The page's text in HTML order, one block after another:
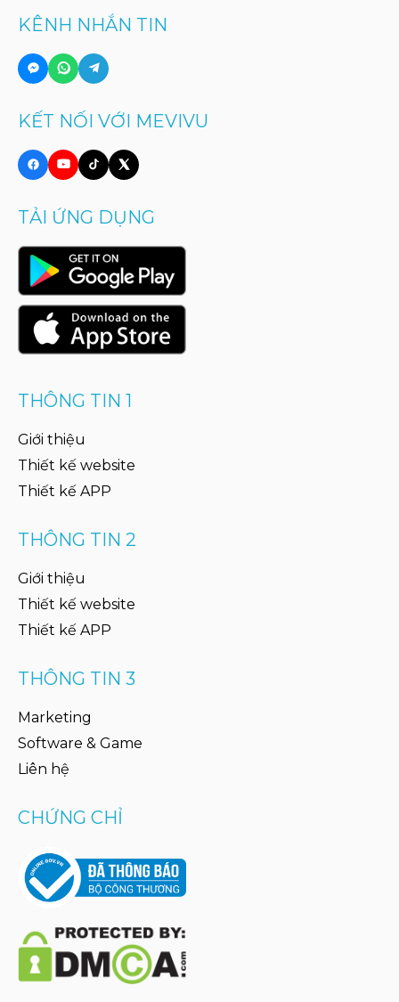
KÊNH NHẮN TIN
KẾT NỐI VỚI MEVIVU
TẢI ỨNG DỤNG
THÔNG TIN 1
Giới thiệu
Thiết kế website
Thiết kế APP
THÔNG TIN 2
Giới thiệu
Thiết kế website
Thiết kế APP
THÔNG TIN 3
Marketing
Software & Game
Liên hệ
CHỨNG CHỈ